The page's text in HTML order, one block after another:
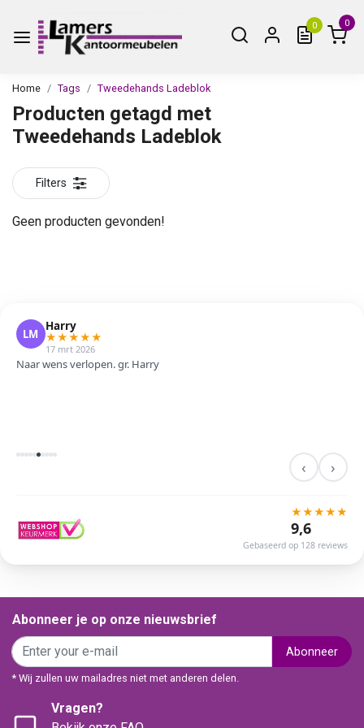
0 0
Home Tags Tweedehands Ladeblok
Producten getagd met
Tweedehands Ladeblok
Filters
Geen producten gevonden!
LM
Harry
★★★★★
17 mrt 2026
Naar wens verlopen. gr. Harry
‹ ›
★★★★★
9,6
Gebaseerd op 128 reviews
Abonneer je op onze nieuwsbrief
Abonneer
* Wij zullen uw mailadres niet met anderen delen.
Vragen?